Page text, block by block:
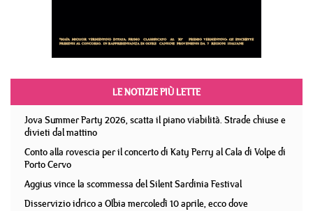
LE NOTIZIE PIÙ LETTE
Jova Summer Party 2026, scatta il piano viabilità. Strade chiuse e
divieti dal mattino
Conto alla rovescia per il concerto di Katy Perry al Cala di Volpe di
Porto Cervo
Aggius vince la scommessa del Silent Sardinia Festival
Disservizio idrico a Olbia mercoledì 10 aprile, ecco dove